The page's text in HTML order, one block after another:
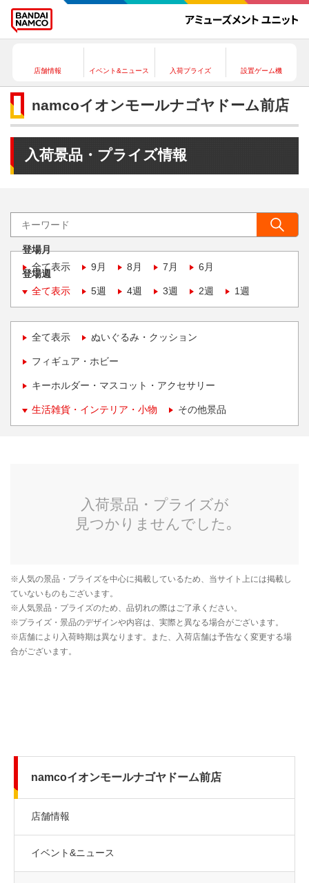
店舗情報 イベント&ニュース 入荷プライズ 設置ゲーム機
namcoイオンモールナゴヤドーム前店
入荷景品・プライズ情報
登場月
全て表示
9月 8月 7月 6月
登場週
全て表示
5週 4週 3週 2週 1週
全て表示 ぬいぐるみ・クッション
フィギュア・ホビー
キーホルダー・マスコット・アクセサリー
生活雑貨・インテリア・小物 その他景品
namcoイオンモールナゴヤドーム前店
店舗情報
イベント&ニュース